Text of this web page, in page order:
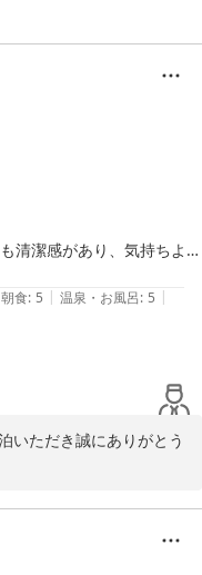
清潔感があり、気持ちよく
利用でき、一日の疲れをし
のが印象的です。朝食も美
とができました。
にはとても満足度の高いホ
ひまた利用したいと思いま
朝食: 5 | 温泉・お風呂: 5 |
いただき誠にありがとう
を投稿いただき、スタッ